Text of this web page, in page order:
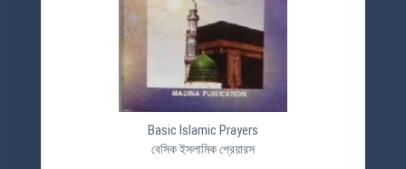
Basic Islamic Prayers
বেসিক ইসলামিক প্রেয়ারস